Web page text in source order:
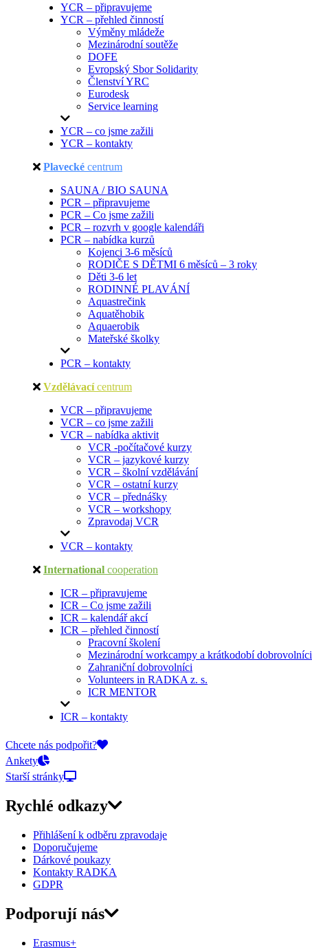
YCR – připravujeme
YCR – přehled činností
Výměny mládeže
Mezinárodní soutěže
DOFE
Evropský Sbor Solidarity
Členství YRC
Eurodesk
Service learning
YCR – co jsme zažili
YCR – kontakty
Plavecké centrum
SAUNA / BIO SAUNA
PCR – připravujeme
PCR – Co jsme zažili
PCR – rozvrh v google kalendáři
PCR – nabídka kurzů
Kojenci 3-6 měsíců
RODIČE S DĚTMI 6 měsíců – 3 roky
Děti 3-6 let
RODINNÉ PLAVÁNÍ
Aquastrečink
Aquatěhobik
Aquaerobik
Mateřské školky
PCR – kontakty
Vzdělávací centrum
VCR – připravujeme
VCR – co jsme zažili
VCR – nabídka aktivit
VCR -počítačové kurzy
VCR – jazykové kurzy
VCR – školní vzdělávání
VCR – ostatní kurzy
VCR – přednášky
VCR – workshopy
Zpravodaj VCR
VCR – kontakty
International cooperation
ICR – připravujeme
ICR – Co jsme zažili
ICR – kalendář akcí
ICR – přehled činností
Pracovní školení
Mezinárodní workcampy a krátkodobí dobrovolníci
Zahraniční dobrovolníci
Volunteers in RADKA z. s.
ICR MENTOR
ICR – kontakty
On-line přihlášky
Chcete nás podpořit?
Ankety
Starší stránky
Rychlé odkazy
Přihlášení k odběru zpravodaje
Doporučujeme
Dárkové poukazy
Kontakty RADKA
GDPR
Podporují nás
Erasmus+